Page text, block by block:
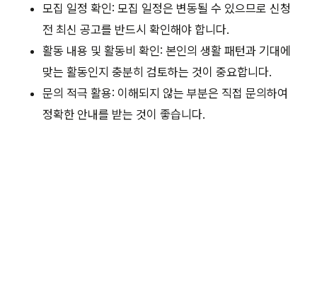
모집 일정 확인: 모집 일정은 변동될 수 있으므로 신청
전 최신 공고를 반드시 확인해야 합니다.
활동 내용 및 활동비 확인: 본인의 생활 패턴과 기대에
맞는 활동인지 충분히 검토하는 것이 중요합니다.
문의 적극 활용: 이해되지 않는 부분은 직접 문의하여
정확한 안내를 받는 것이 좋습니다.